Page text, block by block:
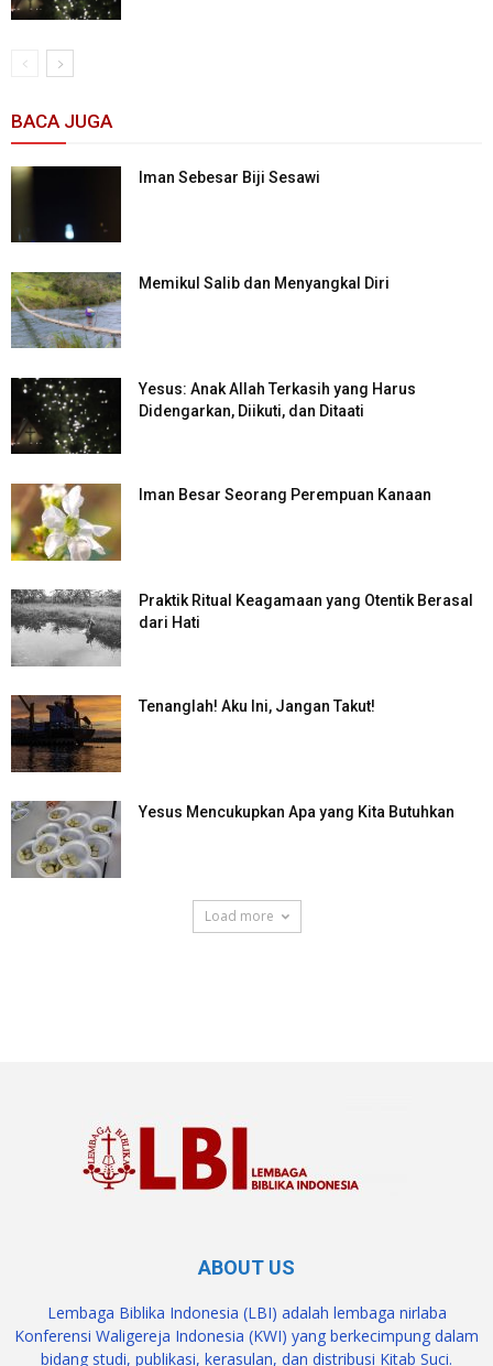
BACA JUGA
Iman Sebesar Biji Sesawi
Memikul Salib dan Menyangkal Diri
Yesus: Anak Allah Terkasih yang Harus
Didengarkan, Diikuti, dan Ditaati
Iman Besar Seorang Perempuan Kanaan
Praktik Ritual Keagamaan yang Otentik Berasal
dari Hati
Tenanglah! Aku Ini, Jangan Takut!
Yesus Mencukupkan Apa yang Kita Butuhkan
Load more
ABOUT US
Lembaga Biblika Indonesia (LBI) adalah lembaga nirlaba
Konferensi Waligereja Indonesia (KWI) yang berkecimpung dalam
bidang studi, publikasi, kerasulan, dan distribusi Kitab Suci.